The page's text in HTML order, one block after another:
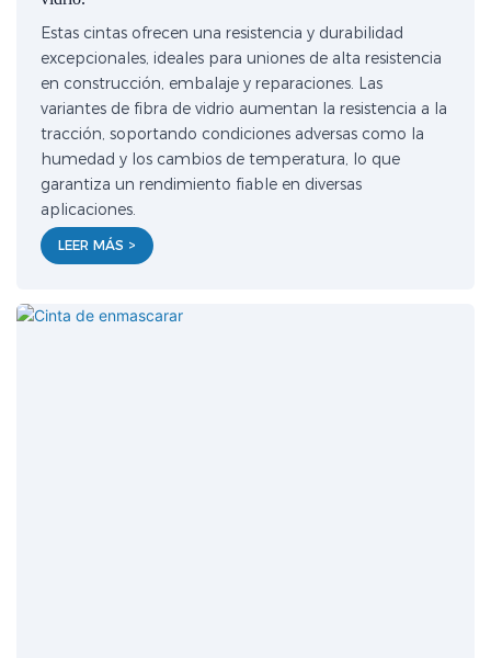
Estas cintas ofrecen una resistencia y durabilidad
excepcionales, ideales para uniones de alta resistencia
en construcción, embalaje y reparaciones. Las
variantes de fibra de vidrio aumentan la resistencia a la
tracción, soportando condiciones adversas como la
humedad y los cambios de temperatura, lo que
garantiza un rendimiento fiable en diversas
aplicaciones.
LEER MÁS >